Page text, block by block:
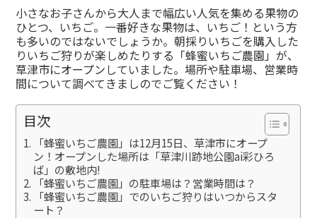
有
小さなお子さんから大人まで幅広い人気を集める果物の
ひとつ、いちご。一番好きな果物は、いちご！という方
も多いのではないでしょうか。朝採りいちごを購入した
りいちご狩りが楽しめたりする「蜂蜜いちご農園」が、
草津市にオープンしていました。場所や駐車場、営業時
間について調べてきましのでご覧ください！
目次
「蜂蜜いちご農園」は12月15日、草津市にオープ
ン！オープンした場所は「草津川跡地公園ai彩ひろ
ば」の敷地内!
「蜂蜜いちご農園」の駐車場は？営業時間は？
「蜂蜜いちご農園」でのいちご狩りはいつからスタ
ート？